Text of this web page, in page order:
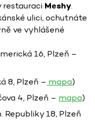
restauraci Meshy.
ulici, ochutnáte
ve vyhlášené
16, Plzeň –
8, Plzeň – mapa)
4, Plzeň – mapa)
Republiky 18, Plzeň